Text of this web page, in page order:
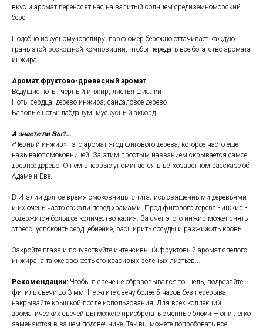
вкус и аромат переносят нас на залитый солнцем средиземноморский
берег.
Подобно искусному ювелиру, парфюмер бережно оттачивает каждую
грань этой роскошной композиции, чтобы передать все богатство аромата
инжира.
Аромат фруктово-древесный аромат
Ведущие ноты: черный инжир, листья фиалки
Ноты сердца: дерево инжира, сандаловое дерево
Базовые ноты: лабданум, мускусный аккорд
А знаете ли Вы?…
«Черный инжир» - это аромат ягод фигового дерева, которое часто еще
называют смоковницей. За этим простым названием скрывается самое
древнее дерево. О нем впервые упоминается в ветхозаветном рассказе об
Адаме и Еве.
В Италии долгое время смоковницы считались священными деревьями
и их очень часто сажали перед храмами. Прод фигового дерева - инжир -
содержится большое количество калия. За счет этого инжир может снять
стресс, успокоить сердцебиение, расширить сосуды и разжижить кровь.
Закройте глаза и почувствуйте интенсивный фруктовый аромат спелого
инжира, а также свежесть его красивых зеленых листьев...
Рекомендации: Чтобы в свече не образовывался тоннель, подрезайте
фитиль свечи до 3 мм. Не жгите свечу более 5 часов без перерыва,
накрывайте крышкой после использования. Для всех коллекций
ароматических свечей вы можете приобретать сменные блоки — они легко
заменяются в вашем подсвечнике. Так вы можете попробовать все